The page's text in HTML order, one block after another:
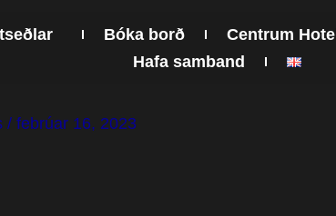
Bóka borð Centrum Hotel
Hafa samband
/ febrúar 16, 2023